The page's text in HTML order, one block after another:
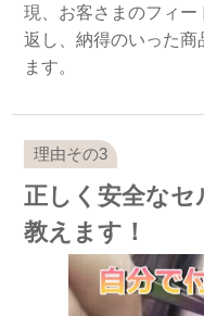
現、お客さまのフィー
返し、納得のいった商
ます。
正しく安全な
教えます！